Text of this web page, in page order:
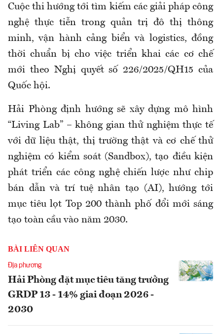
Cuộc thi hướng tới tìm kiếm các giải pháp công
nghệ thực tiễn trong quản trị đô thị thông
minh, vận hành cảng biển và logistics, đồng
thời chuẩn bị cho việc triển khai các cơ chế
mới theo Nghị quyết số 226/2025/QH15 của
Quốc hội.
Hải Phòng định hướng sẽ xây dựng mô hình
“Living Lab” – không gian thử nghiệm thực tế
với dữ liệu thật, thị trường thật và cơ chế thử
nghiệm có kiểm soát (Sandbox), tạo điều kiện
phát triển các công nghệ chiến lược như chip
bán dẫn và trí tuệ nhân tạo (AI), hướng tới
mục tiêu lọt Top 200 thành phố đổi mới sáng
tạo toàn cầu vào năm 2030.
BÀI LIÊN QUAN
Địa phương
Hải Phòng đặt mục tiêu tăng trưởng
GRDP 13 - 14% giai đoạn 2026 -
2030